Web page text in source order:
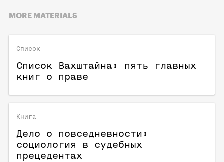
MORE MATERIALS
Список
Список Вахштайна: пять главных
книг о праве
Книга
Дело о повседневности:
социология в судебных
прецедентах